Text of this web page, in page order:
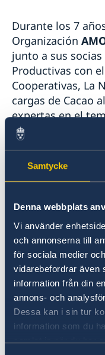
Samtycke
Denna webbplats
Vi använder
och annonserna till
för sociala medier
vidarebefordrar även
information från din
annons- och
Dessa kan i sin tur
information som du
samlat in när du har
Durante los 7
Organización
junto a sus
Productivas con
Cooperativas, La
cargas de Cacao
expertas en el
recursos de
para mujeres con
Su organización
por la Paz y
de Iniciativa de
a ellas a
empoderamiento
Corregimiento de
participación
normatividad de
sanción de
contra las